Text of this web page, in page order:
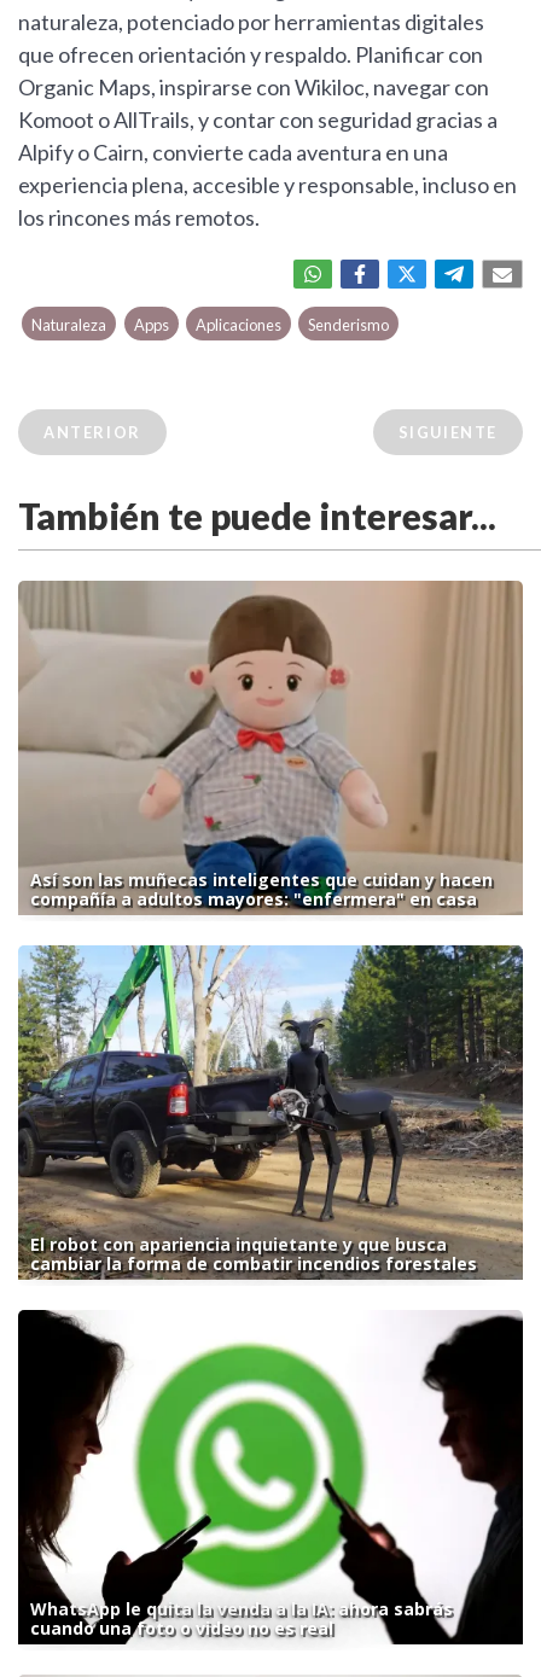
naturaleza, potenciado por herramientas digitales
que ofrecen orientación y respaldo. Planificar con
Organic Maps, inspirarse con Wikiloc, navegar con
Komoot o AllTrails, y contar con seguridad gracias a
Alpify o Cairn, convierte cada aventura en una
experiencia plena, accesible y responsable, incluso en
los rincones más remotos.
Naturaleza Apps Aplicaciones Senderismo
ANTERIOR SIGUIENTE
También te puede interesar...
Así son las muñecas inteligentes que cuidan y hacen
compañía a adultos mayores: "enfermera" en casa
El robot con apariencia inquietante y que busca
cambiar la forma de combatir incendios forestales
WhatsApp le quita la venda a la IA: ahora sabrás
cuando una foto o video no es real